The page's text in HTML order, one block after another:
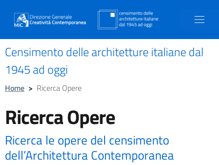
Censimento delle architetture italiane dal
1945 ad oggi
Home > Ricerca Opere
Ricerca Opere
Ricerca le opere del censimento
dell’Architettura Contemporanea